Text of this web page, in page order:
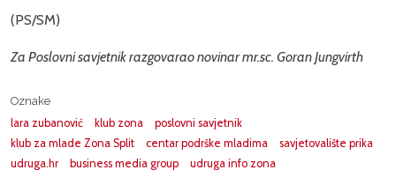
(PS/SM)
Za Poslovni savjetnik razgovarao novinar mr.sc. Goran Jungvirth
Oznake
lara zubanović
klub zona
poslovni savjetnik
klub za mlade Zona Split
centar podrške mladima
savjetovalište prika
udruga.hr
business media group udruga info zona